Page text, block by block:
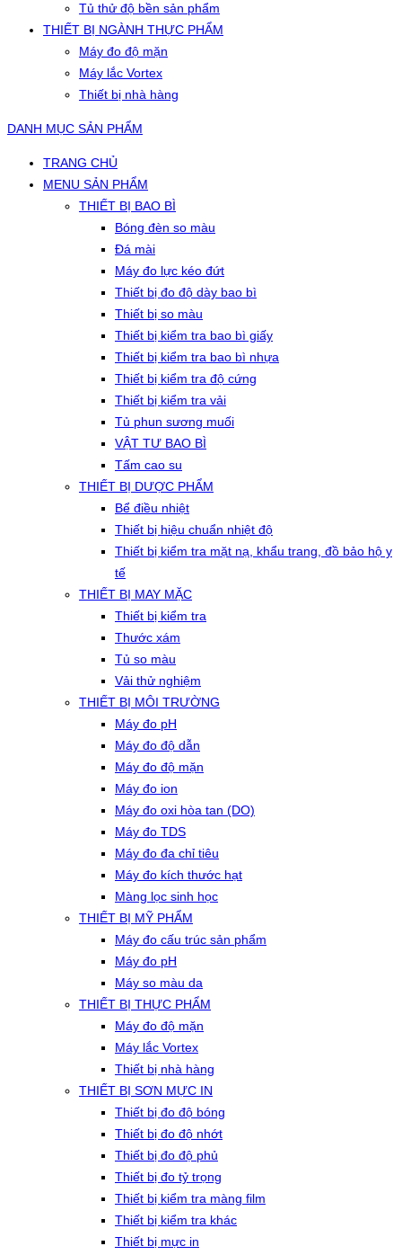
Tủ thử độ bền sản phẩm
THIẾT BỊ NGÀNH THỰC PHẨM
Máy đo độ mặn
Máy lắc Vortex
Thiết bị nhà hàng
DANH MỤC SẢN PHẨM
TRANG CHỦ
MENU SẢN PHẨM
THIẾT BỊ BAO BÌ
Bóng đèn so màu
Đá mài
Máy đo lực kéo đứt
Thiết bị đo độ dày bao bì
Thiết bị so màu
Thiết bị kiểm tra bao bì giấy
Thiết bị kiểm tra bao bì nhựa
Thiết bị kiểm tra độ cứng
Thiết bị kiểm tra vải
Tủ phun sương muối
VẬT TƯ BAO BÌ
Tấm cao su
THIẾT BỊ DƯỢC PHẨM
Bể điều nhiệt
Thiết bị hiệu chuẩn nhiệt độ
Thiết bị kiểm tra mặt nạ, khẩu trang, đồ bảo hộ y
tế
THIẾT BỊ MAY MẶC
Thiết bị kiểm tra
Thước xám
Tủ so màu
Vải thử nghiệm
THIẾT BỊ MÔI TRƯỜNG
Máy đo pH
Máy đo độ dẫn
Máy đo độ mặn
Máy đo ion
Máy đo oxi hòa tan (DO)
Máy đo TDS
Máy đo đa chỉ tiêu
Máy đo kích thước hạt
Màng lọc sinh học
THIẾT BỊ MỸ PHẨM
Máy đo cấu trúc sản phẩm
Máy đo pH
Máy so màu da
THIẾT BỊ THỰC PHẨM
Máy đo độ mặn
Máy lắc Vortex
Thiết bị nhà hàng
THIẾT BỊ SƠN MỰC IN
Thiết bị đo độ bóng
Thiết bị đo độ nhớt
Thiết bị đo độ phủ
Thiết bị đo tỷ trọng
Thiết bị kiểm tra màng film
Thiết bị kiểm tra khác
Thiết bị mực in